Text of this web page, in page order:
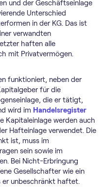
und der Geschäftseinlage
Unterschied
in der KG. Das ist
verwandten
haften alle
mit Privatvermögen.
funktioniert, neben der
für die
die er tätigt,
wird im Handelsregister
Kapitaleinlage werden auch
Hafteinlage verwendet. Die
ist, muss im
sein sowie im
Bei Nicht-Erbringung
Gesellschafter wie ein
er unbeschränkt haftet.